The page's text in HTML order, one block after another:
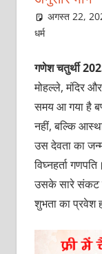
अगस्त 22,
धर्म
गणेश चतुर्थी
मोहल्ले, मंदिर
समय आ गया है
नहीं, बल्कि
उस देवता का
विघ्नहर्ता
उसके सारे संकट
शुभता का प्रवेश